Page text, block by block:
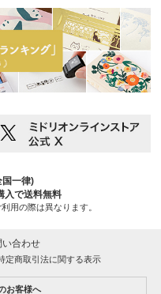
一律)
入で送料無料
用の際は異なります。
い合わせ
定商取引法に関する表示
お客様へ